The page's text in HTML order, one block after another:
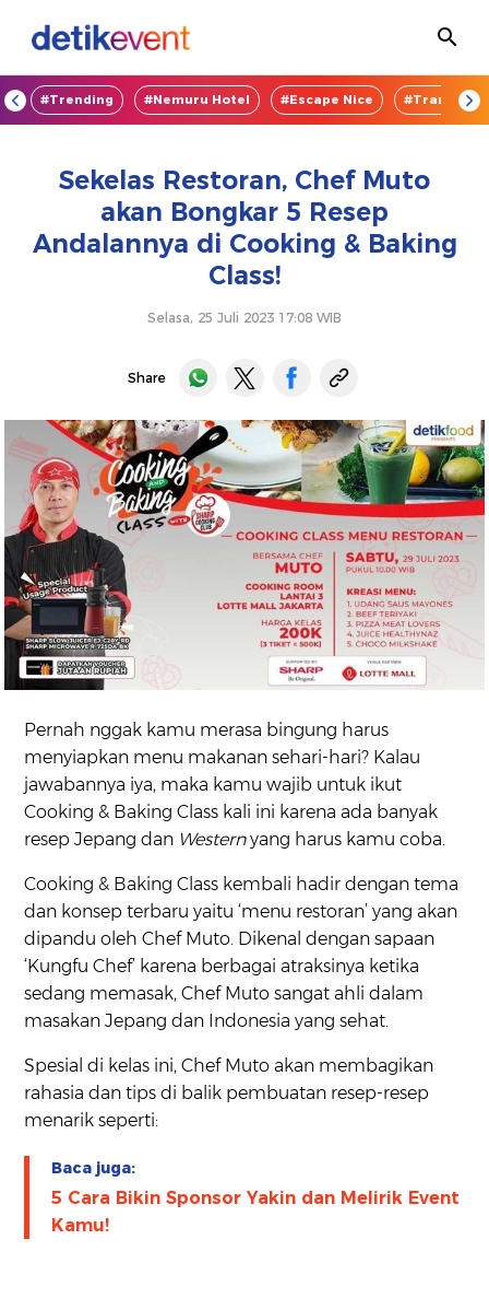
#Trending #Nemuru Hotel #Escape Nice
Sekelas Restoran, Chef Muto
akan Bongkar 5 Resep
Andalannya di Cooking & Baking
Class!
Selasa, 25 Juli 2023 17:08 WIB
Share
Pernah nggak kamu merasa bingung harus
menyiapkan menu makanan sehari-hari? Kalau
jawabannya iya, maka kamu wajib untuk ikut
Cooking & Baking Class kali ini karena ada banyak
resep Jepang dan Westernyang harus kamu coba.
Cooking & Baking Class kembali hadir dengan tema
dan konsep terbaru yaitu ‘menu restoran’ yang akan
dipandu oleh Chef Muto. Dikenal dengan sapaan
‘Kungfu Chef’ karena berbagai atraksinya ketika
sedang memasak, Chef Muto sangat ahli dalam
masakan Jepang dan Indonesia yang sehat.
Spesial di kelas ini, Chef Muto akan membagikan
rahasia dan tips di balik pembuatan resep-resep
menarik seperti:
Baca juga:
5 Cara Bikin Sponsor Yakin dan Melirik Event
Kamu!